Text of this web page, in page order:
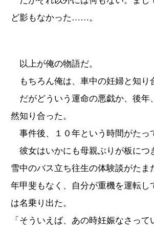
ど影もなかった……。
以上が俺の物語だ。
もちろん俺は、車中の妊婦と知り
だがどういう運命の悪戯か、後年
然知り合った。
事件後、１０年という時間がたっ
彼女はいかにも母親ぶりが板につ
雪中のバス立ち往生の体験談がたま
年甲斐もなく、自分が重機を運転し
は名乗り出た。
「そういえば、あの時妊娠なさっ